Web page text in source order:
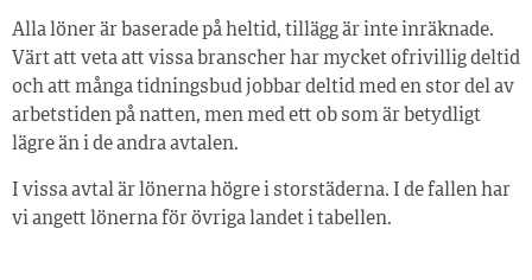
Alla löner är baserade på heltid, tillägg är inte inräknade.
Värt att veta att vissa branscher har mycket ofrivillig deltid
och att många tidningsbud jobbar deltid med en stor del av
arbetstiden på natten, men med ett ob som är betydligt
lägre än i de andra avtalen.
I vissa avtal är lönerna högre i storstäderna. I de fallen har
vi angett lönerna för övriga landet i tabellen.